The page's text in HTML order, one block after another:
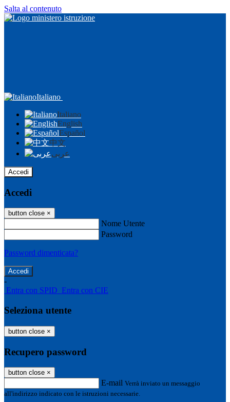
Salta al contenuto
Italiano
Italiano
English
Español
中文
عربى
Accedi
Accedi
button close ×
Nome Utente
Password
Password dimenticata?
-
Entra con SPID Entra con CIE
Seleziona utente
button close ×
Recupero password
button close ×
E-mail Verrà inviato un messaggio
all'indirizzo indicato con le istruzioni necessarie.